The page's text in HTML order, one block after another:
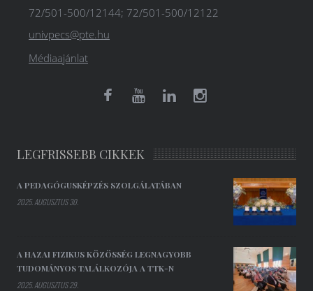
72/501-500/12144; 72/501-500/12122
univpecs@pte.hu
Médiaajánlat
LEGFRISSEBB CIKKEK
A PEDAGÓGUSKÉPZÉS SZOLGÁLATÁBAN
2025. AUGUSZTUS 30.
A HAZAI FIZIKUS KÖZÖSSÉG LEGNAGYOBB
TUDOMÁNYOS TALÁLKOZÓJA A TTK-N
2025. AUGUSZTUS 29.